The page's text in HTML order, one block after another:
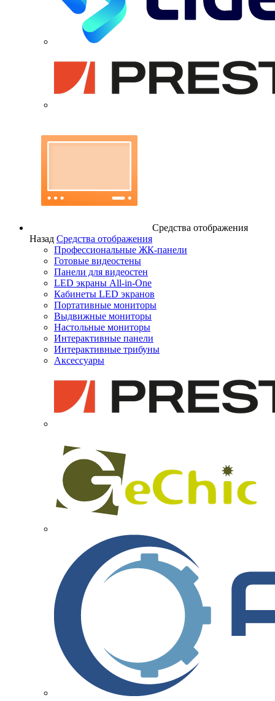
Средства отображения
Назад Средства отображения
Профессиональные ЖК-панели
Готовые видеостены
Панели для видеостен
LED экраны All-in-One
Кабинеты LED экранов
Портативные мониторы
Выдвижные мониторы
Настольные мониторы
Интерактивные панели
Интерактивные трибуны
Аксессуары